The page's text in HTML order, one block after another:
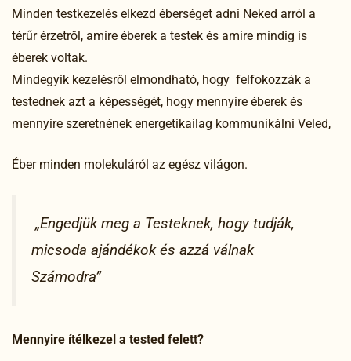
Minden testkezelés elkezd éberséget adni Neked arról a
térűr érzetről, amire éberek a testek és amire mindig is
éberek voltak.
Mindegyik kezelésről elmondható, hogy felfokozzák a
testednek azt a képességét, hogy mennyire éberek és
mennyire szeretnének energetikailag kommunikálni Veled,
Éber minden molekuláról az egész világon.
„Engedjük meg a Testeknek, hogy tudják,
micsoda ajándékok és azzá válnak
Számodra”
Mennyire ítélkezel a tested felett?